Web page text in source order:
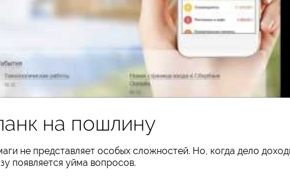
на пошлину
не представляет особых сложностей. Но, когда дело
появляется уйма вопросов.